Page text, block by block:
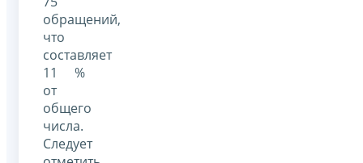
обращений,
что
составляет
11 %
от
общего
числа.
Следует